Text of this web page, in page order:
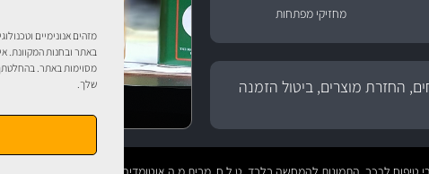
מזהים אנונימיים
באתר ובחנות המקוונת.
מסוימות באתר.
שלך.
מחזיקי מפתחות
החזרת מוצרים, ביטול הזמנה